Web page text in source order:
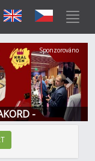
-
Další
Sponzorováno